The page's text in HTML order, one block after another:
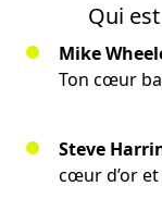
Qui
Mike
Ton cœur
Steve
cœur d’or